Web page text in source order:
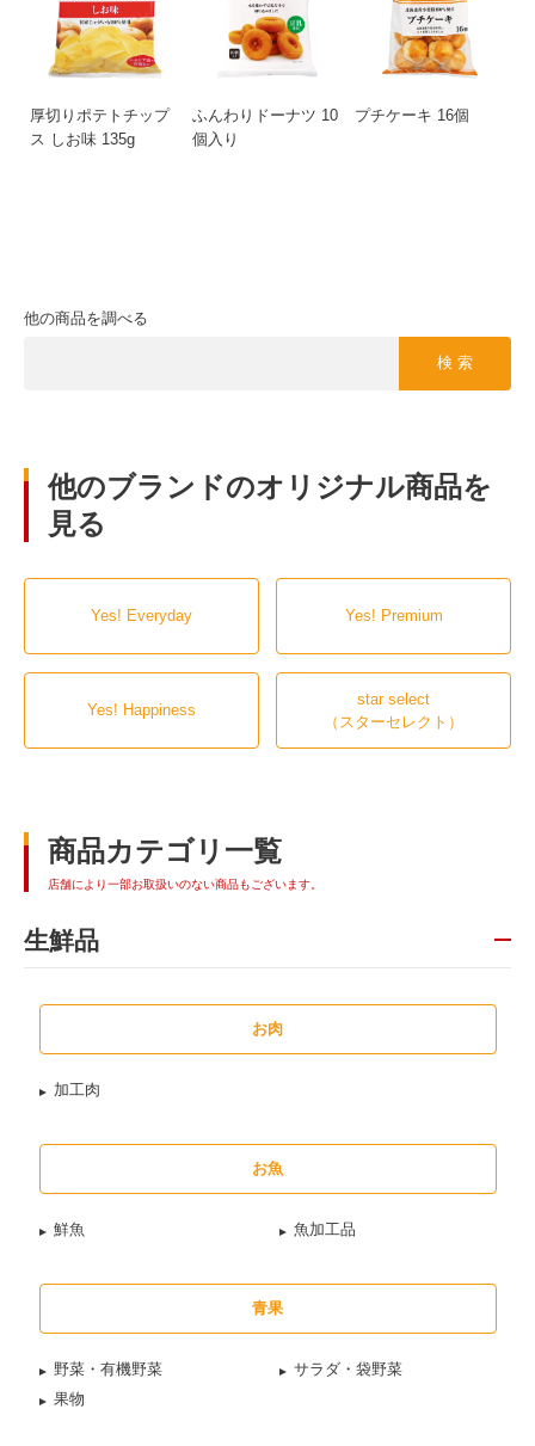
厚切りポテトチップ
ス しお味 135g
ふんわりドーナツ 10
個入り
プチケーキ 16個
他の商品を調べる
検 索
他のブランドのオリジナル商品を
見る
Yes! Everyday Yes! Premium
Yes! Happiness
star select
（スターセレクト）
商品カテゴリ一覧
店舗により一部お取扱いのない商品もございます。
生鮮品
お肉
加工肉
お魚
鮮魚 魚加工品
青果
野菜・有機野菜
サラダ・袋野菜
果物